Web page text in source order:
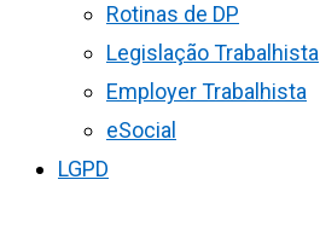
Rotinas de DP
Legislação Trabalhista
Employer Trabalhista
eSocial
LGPD